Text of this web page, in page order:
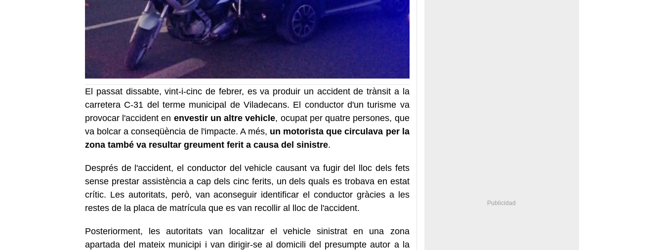
El passat dissabte, vint-i-cinc de febrer, es va produir un accident de trànsit a la
carretera C-31 del terme municipal de Viladecans. El conductor d'un turisme va
provocar l'accident en envestir un altre vehicle, ocupat per quatre persones, que
va bolcar a conseqüència de l'impacte. A més, un motorista que circulava per la
zona també va resultar greument ferit a causa del sinistre.
Després de l'accident, el conductor del vehicle causant va fugir del lloc dels fets
sense prestar assistència a cap dels cinc ferits, un dels quals es trobava en estat
crític. Les autoritats, però, van aconseguir identificar el conductor gràcies a les
restes de la placa de matrícula que es van recollir al lloc de l'accident.
Posteriorment, les autoritats van localitzar el vehicle sinistrat en una zona
apartada del mateix municipi i van dirigir-se al domicili del presumpte autor a la